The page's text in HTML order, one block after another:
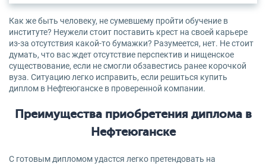
Как же быть человеку, не сумевшему пройти обучение в
институте? Неужели стоит поставить крест на своей карьере
из-за отсутствия какой-то бумажки? Разумеется, нет. Не стоит
думать, что вас ждет отсутствие перспектив и нищенское
существование, если не смогли обзавестись ранее корочкой
вуза. Ситуацию легко исправить, если решиться купить
диплом в Нефтеюганске в проверенной компании.
Преимущества приобретения диплома в
Нефтеюганске
С готовым дипломом удастся легко претендовать на